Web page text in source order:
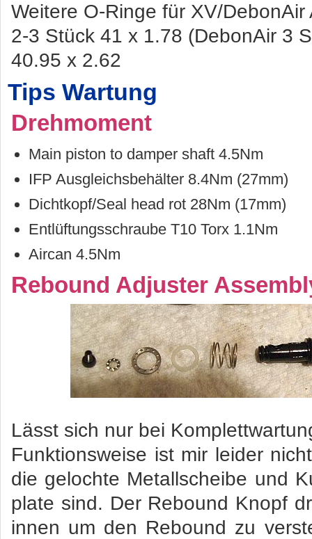
Weitere O-Ringe für XV/DebonAir
2-3 Stück 41 x 1.78 (DebonAir 3
40.95 x 2.62
Tips Wartung
Drehmoment
Main piston to damper shaft 4.5Nm
IFP Ausgleichsbehälter 8.4Nm (27mm)
Dichtkopf/Seal head rot 28Nm (17mm)
Entlüftungsschraube T10 Torx 1.1Nm
Aircan 4.5Nm
Rebound Adjuster
Lässt sich nur bei
Funktionsweise ist mir leider
die gelochte Metallscheibe und
plate sind. Der Rebound Knopf
innen um den Rebound zu